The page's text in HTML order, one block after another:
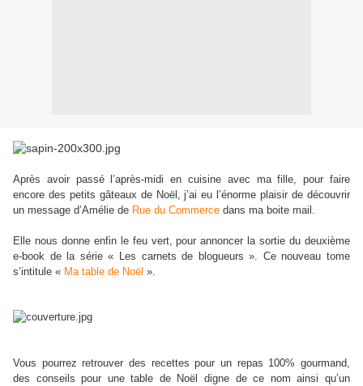
Après avoir passé l’après-midi en cuisine avec ma fille, pour faire
encore des petits gâteaux de Noël, j’ai eu l’énorme plaisir de découvrir
un message d’Amélie de Rue du Commerce dans ma boite mail.
Elle nous donne enfin le feu vert, pour annoncer la sortie du deuxième
e-book de la série « Les carnets de blogueurs ». Ce nouveau tome
s’intitule « Ma table de Noël ».
Vous pourrez retrouver des recettes pour un repas 100% gourmand,
des conseils pour une table de Noël digne de ce nom ainsi qu’un